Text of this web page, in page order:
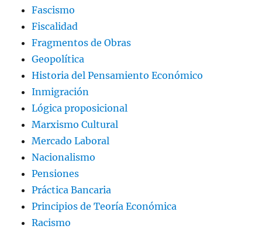
Fascismo
Fiscalidad
Fragmentos de Obras
Geopolítica
Historia del Pensamiento Económico
Inmigración
Lógica proposicional
Marxismo Cultural
Mercado Laboral
Nacionalismo
Pensiones
Práctica Bancaria
Principios de Teoría Económica
Racismo